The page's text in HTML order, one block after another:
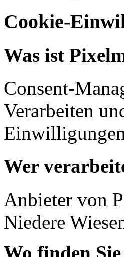
Cookie-
Was ist
Consent-
Verarbeiten
Wer
Anbieter von
Niedere
Wo finden